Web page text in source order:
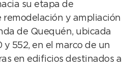
su etapa de
remodelación y ampliación
de Quequén, ubicada
y 552, en el marco de un
en edificios destinados a